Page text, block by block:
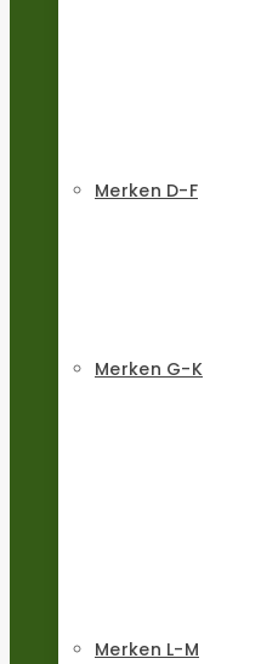
Merken D-F
Merken G-K
Merken L-M